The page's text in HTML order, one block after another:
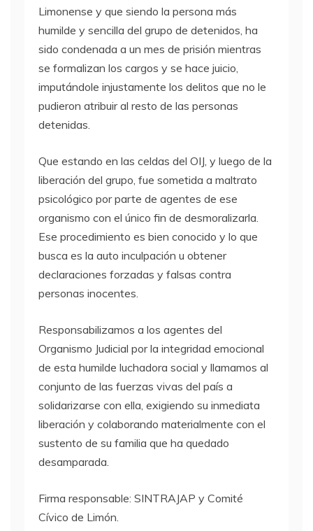
Limonense y que siendo la persona más
humilde y sencilla del grupo de detenidos, ha
sido condenada a un mes de prisión mientras
se formalizan los cargos y se hace juicio,
imputándole injustamente los delitos que no le
pudieron atribuir al resto de las personas
detenidas.
Que estando en las celdas del OIJ , y luego de la
liberación del grupo, fue sometida a maltrato
psicológico por parte de agentes de ese
organismo con el único fin de desmoralizarla.
Ese procedimiento es bien conocido y lo que
busca es la auto inculpación u obtener
declaraciones forzadas y falsas contra
personas inocentes.
Responsabilizamos a los agentes del
Organismo Judicial por la integridad emocional
de esta humilde luchadora social y llamamos al
conjunto de las fuerzas vivas del país a
solidarizarse con ella, exigiendo su inmediata
liberación y colaborando materialmente con el
sustento de su familia que ha quedado
desamparada.
Firma responsable: SINTRAJAP y Comité
Cívico de Limón.